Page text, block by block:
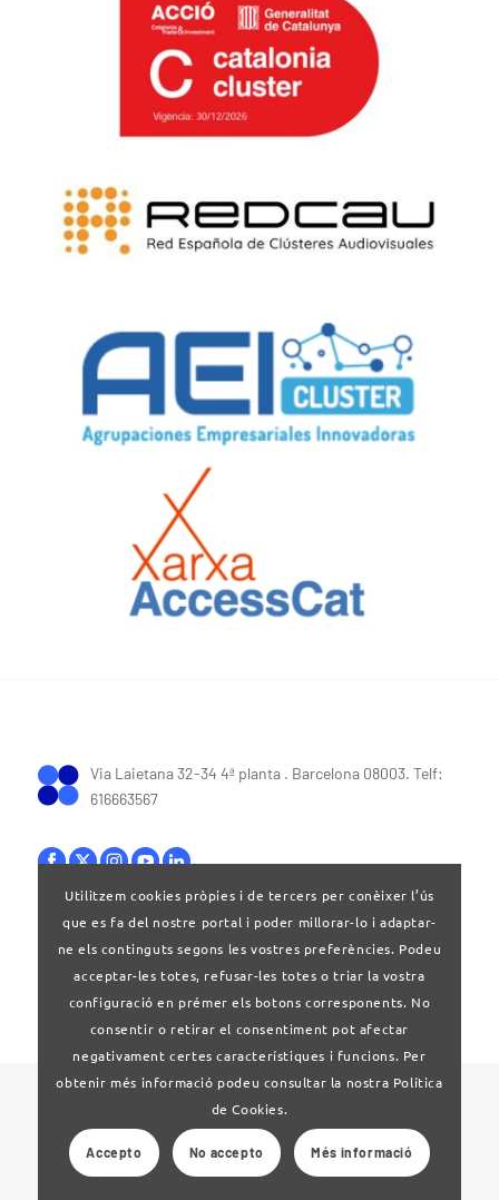
Via Laietana 32-34 4ª planta . Barcelona 08003. Telf:
616663567
Bases legals |Política de privacitat
© 2024 Clúster Audiovisual de Catalunya
Web desenvolupat per La Saladeta
Utilitzem cookies pròpies i de tercers per conèixer l’ús
que es fa del nostre portal i poder millorar-lo i adaptar-
ne els continguts segons les vostres preferències. Podeu
acceptar-les totes, refusar-les totes o triar la vostra
configuració en prémer els botons corresponents. No
consentir o retirar el consentiment pot afectar
negativament certes característiques i funcions. Per
obtenir més informació podeu consultar la nostra Política
de Cookies.
Accepto No accepto Més informació